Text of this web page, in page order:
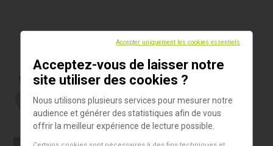
Produits dans cet assortiment
Test rapide
GastroVir K-SeT
Accepter uniquement les cookies essentiels
Acceptez-vous de laisser notre
site utiliser des cookies ?
Nous utilisons plusieurs services pour mesurer notre
audience et générer des statistiques afin de vous
offrir la meilleur expérience de lecture possible.